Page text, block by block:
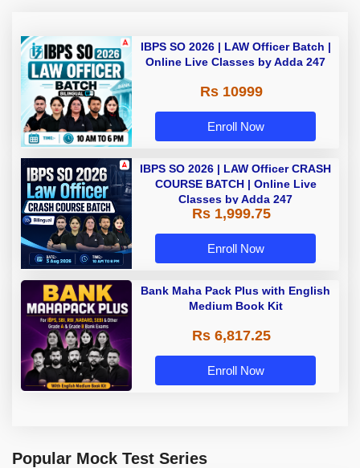
IBPS SO 2026 | LAW Officer Batch |
Online Live Classes by Adda 247
Rs 10999
Enroll Now
IBPS SO 2026 | LAW Officer CRASH
COURSE BATCH | Online Live
Classes by Adda 247
Rs 1,999.75
Enroll Now
Bank Maha Pack Plus with English
Medium Book Kit
Rs 6,817.25
Enroll Now
Popular Mock Test Series